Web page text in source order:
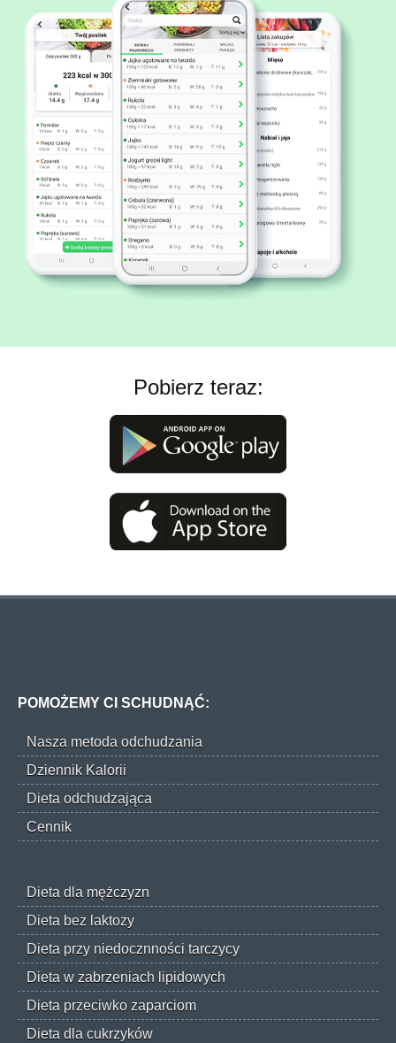
Pobierz teraz:
POMOŻEMY CI SCHUDNĄĆ:
Nasza metoda odchudzania
Dziennik Kalorii
Dieta odchudzająca
Cennik
Dieta dla mężczyzn
Dieta bez laktozy
Dieta przy niedocznności tarczycy
Dieta w zabrzeniach lipidowych
Dieta przeciwko zaparciom
Dieta dla cukrzyków